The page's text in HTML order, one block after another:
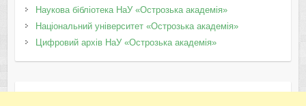
Наукова бібліотека НаУ «Острозька академія»
Національний університет «Острозька академія»
Цифровий архів НаУ «Острозька академія»